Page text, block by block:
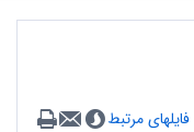
فایلهای مرتبط